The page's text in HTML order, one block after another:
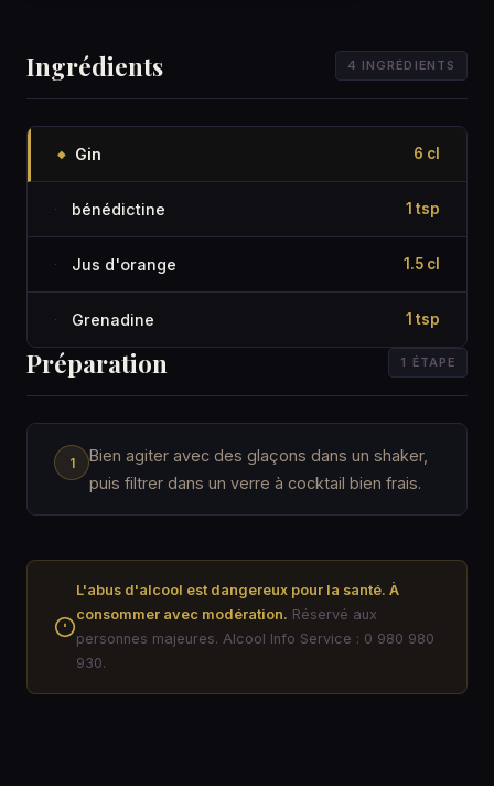
Ingrédients 4 INGRÉDIENTS
◆ Gin 6 cl
· bénédictine 1 tsp
· Jus d'orange 1.5 cl
· Grenadine 1 tsp
Préparation 1 ÉTAPE
Bien agiter avec des glaçons dans un shaker,
puis filtrer dans un verre à cocktail bien frais.
L'abus d'alcool est dangereux pour la santé. À
consommer avec modération. Réservé aux
personnes majeures. Alcool Info Service : 0 980 980
930.